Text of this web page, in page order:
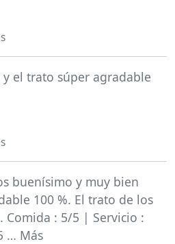
el trato súper agradable
buenísimo y muy bien
100 %. El trato de los
Comida : 5/5 | Servicio :
… Más